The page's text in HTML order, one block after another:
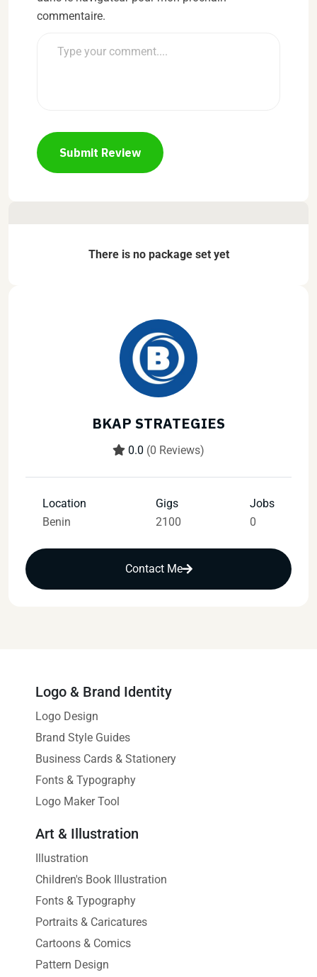
commentaire.
Submit Review
There is no package set yet
BKAP STRATEGIES
0.0 (0 Reviews)
Location
Benin
Gigs
2100
Jobs
0
Contact Me
Logo & Brand Identity
Logo Design
Brand Style Guides
Business Cards & Stationery
Fonts & Typography
Logo Maker Tool
Art & Illustration
Illustration
Children's Book Illustration
Fonts & Typography
Portraits & Caricatures
Cartoons & Comics
Pattern Design